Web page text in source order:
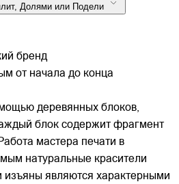
4 × 4023 ₽ в Сплит, Долями или Подели
бренд
от начала до конца
деревянных блоков,
блок содержит фрагмент
мастера печати в
натуральные красители
являются характерными